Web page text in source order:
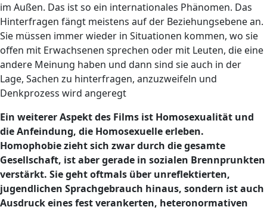
im Außen. Das ist so ein internationales Phänomen. Das
Hinterfragen fängt meistens auf der Beziehungsebene an.
Sie müssen immer wieder in Situationen kommen, wo sie
offen mit Erwachsenen sprechen oder mit Leuten, die eine
andere Meinung haben und dann sind sie auch in der
Lage, Sachen zu hinterfragen, anzuzweifeln und
Denkprozess wird angeregt
Ein weiterer Aspekt des Films ist Homosexualität und
die Anfeindung, die Homosexuelle erleben.
Homophobie zieht sich zwar durch die gesamte
Gesellschaft, ist aber gerade in sozialen Brennprunkten
verstärkt. Sie geht oftmals über unreflektierten,
jugendlichen Sprachgebrauch hinaus, sondern ist auch
Ausdruck eines fest verankerten, heteronormativen